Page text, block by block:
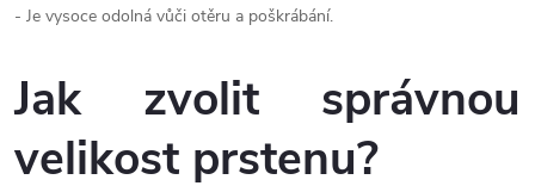
- Je vysoce odolná vůči otěru a poškrábání.
Jak zvolit správnou
velikost prstenu?